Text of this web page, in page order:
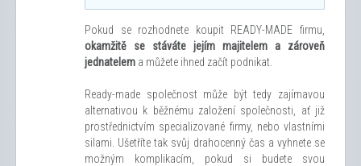
Pokud se rozhodnete koupit READY-MADE firmu,
okamžitě se stáváte jejím majitelem a zároveň
jednatelem a můžete ihned začít podnikat.
Ready-made společnost může být tedy zajímavou
alternativou k běžnému založení společnosti, ať již
prostřednictvím specializované firmy, nebo vlastními
silami. Ušetříte tak svůj drahocenný čas a vyhnete se
možným komplikacím, pokud si budete svou